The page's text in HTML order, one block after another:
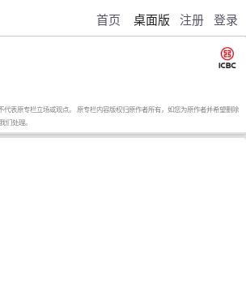
首页 桌面版 注册 登录
表原专栏立场或观点。 原专栏内容版权归原作者所有，如您为原作者并希望删除
们处理。